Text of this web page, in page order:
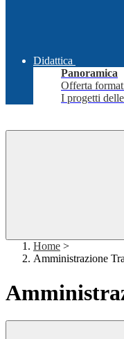
Didattica
Panoramica
Offerta
I progetti
Home >
Amministrazione